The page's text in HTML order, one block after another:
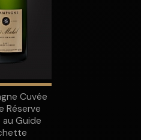
Cuvée
Réserve
Guide